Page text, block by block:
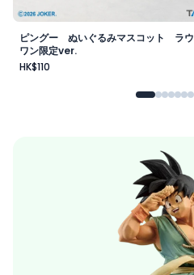
ピングー ぬいぐるみマスコット ラ
ワン限定ver.
HK$110